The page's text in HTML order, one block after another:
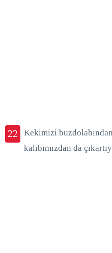
22
Kekimizi
kalıbımızdan da